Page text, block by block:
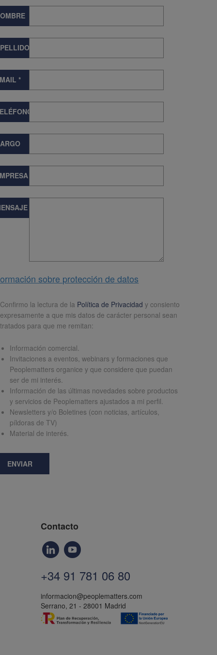
*
sobre protección de datos
Confirmo la lectura de la Política de Privacidad y consiento
expresamente a que mis datos de carácter personal sean
tratados para que me remitan:
Información comercial.
Invitaciones a eventos, webinars y formaciones que
Peoplematters organice y que considere que puedan
ser de mi interés.
Información de las últimas novedades sobre productos
y servicios de Peoplematters ajustados a mi perfil.
Newsletters y/o Boletines (con noticias, artículos,
píldoras de TV)
Material de interés.
ENVIAR
Contacto
+34 91 781 06 80
informacion@peoplematters.com
Serrano, 21 - 28001 Madrid